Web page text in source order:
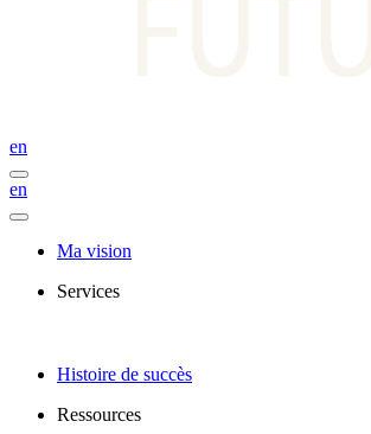
en
en
Ma vision
Services
Histoire de succès
Ressources